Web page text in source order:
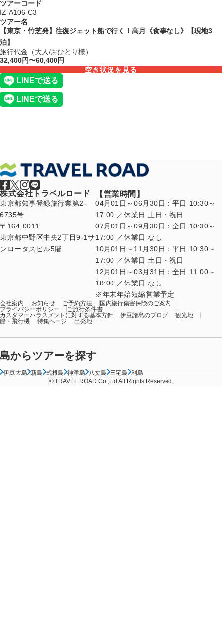
ツアーコード
IZ-A106-C3
ツアー名
【東京・竹芝発】往復ジェット船で行く！高月《食事なし》【現地3
泊】
旅行代金（大人/おひとり様）
32,400円〜60,400円
空き状況を見る
株式会社トラベルロード
東京都知事登録旅行業第2-
6735号
〒164-0011
東京都中野区中央2丁目9-1サ
ンロータスビル5階
【営業時間】
04月01日～06月30日：平日 10:30～
17:00 ／休業日 土日・祝日
07月01日～09月30日：全日 10:30～
17:00 ／休業日 なし
10月01日～11月30日：平日 10:30～
17:00 ／休業日 土日・祝日
12月01日～03月31日：全日 11:00～
18:00 ／休業日 なし
年末年始短縮営業予定
会社案内 お知らせ ご予約方法
国内旅行傷害保険のご案内
プライバシーポリシー
ご旅行条件書
カスタマーハラスメントに対する基本方針
伊豆諸島のブログ
観光地
船・飛行機
特集ページ 出発地
島からツアーを探す
伊豆大島 新島 式根島 神津島 八丈島 三宅島 利島
© TRAVEL ROAD Co.,Ltd All Rights Reserved.